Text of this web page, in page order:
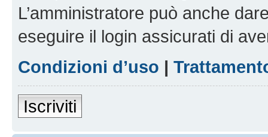
L’amministratore può anche
eseguire il login assicurati di
Condizioni d’uso |
Iscriviti